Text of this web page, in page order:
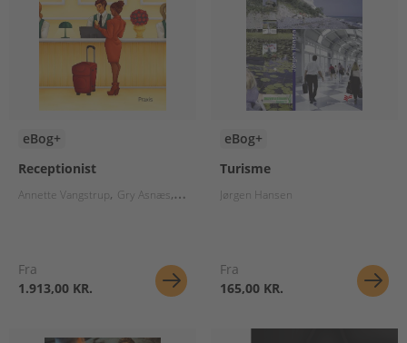
eBog+
Receptionist
Annette Vangstrup Gry Asnæs Sonia Caroline Baptista
Fra
1.913,00 KR.
eBog+
Turisme
Jørgen Hansen
Fra
165,00 KR.